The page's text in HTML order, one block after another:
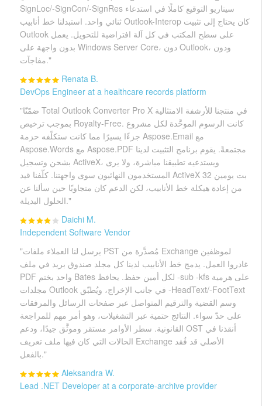
SignLoc/-SignCon/-SignRes سيناريو التوقيع كاملًا في استدعاء
ثنائي واحد. استبدلنا خط أنابيب Outlook-Interop كان يحتاج إلى تثبيت
Outlook على سطح المكتب في كل آلة افتراضية للتحويل. يعمل
بدون واجهة على Windows Server Core، دون Outlook، ودون
مفاجآت."
Renata B.
DevOps Engineer at a healthcare records platform
"ضمّنّا Total Outlook Converter Pro X في منتجنا للأرشفة الامتثالية
بموجب ترخيص Royalty-Free. كانت الرسوم الموحَّدة لكل مشروع
جزءًا يسيرًا مما كانت ستكلّفه حزمة Aspose.Email مع
Aspose.Words مع Aspose.PDF مجتمعةً. يقوم برنامج التثبيت لدينا
بشحن وتسجيل ActiveX، ويستدعيه تطبيقنا مباشرة، ولا يرى
المستخدمون النهائيون سوى واجهتنا. كلّفنا قيد ActiveX 32 بت يومين
من إعادة هيكلة خط الأنابيب، لكن الدعم كان متجاوبًا حين سألنا عن
الحلول البديلة."
Daichi M.
Independent Software Vendor
"يرسل لنا العملاء ملفات PST مُصدَّرة من Exchange لموظفين
غادروا العمل. يدمج خط الأنابيب لدينا كل مجلد صندوق بريد في ملف
PDF واحد بختم Bates لكل أمين حفظ. يحافظ -sub -kfs على هرمية
مجلدات Outlook في جانب الإخراج، ويُطبّق -HeadText/-FootText
وسم القضية والترقيم المتواصل عبر صفحات الرسائل والمرفقات
على حدّ سواء. النتائج حتمية عبر التشغيلات، وهو أمر مهم للمراجعة
القانونية. سطر الأوامر مستقر وموثَّق جيدًا، ودعم OST أنقذنا في
الحالات التي كان فيها ملف تعريف Exchange الأصلي قد فُقد
بالفعل."
Aleksandra W.
Lead .NET Developer at a corporate-archive provider